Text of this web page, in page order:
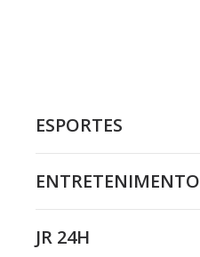
ESPORTES
ENTRETENIMENTO
JR 24H